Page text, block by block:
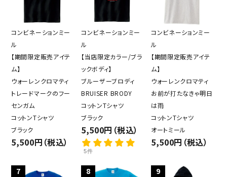
コンビネーションミー
ル
【期間限定販売アイテ
ム】
ウォーレンクロマティ
トレードマークのフー
センガム
コットンTシャツ
ブラック
5,500円（税込）
コンビネーションミー
ル
【当店限定カラー/ブラ
ックボディ】
ブルーザーブロディ
BRUISER BRODY
コットンTシャツ
ブラック
5,500円（税込）
5件
コンビネーションミー
ル
【期間限定販売アイテ
ム】
ウォーレンクロマティ
お前が打たなきゃ明日
は雨
コットンTシャツ
オートミール
5,500円（税込）
7 8 9